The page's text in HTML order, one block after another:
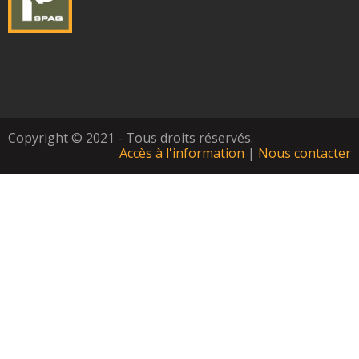
Copyright © 2021 - Tous droits réservés.
Accès à l'information | Nous contacter